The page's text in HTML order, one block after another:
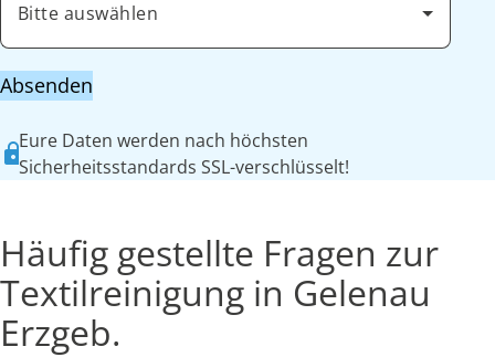
Bitte auswählen
Absenden
Eure Daten werden nach höchsten
Sicherheitsstandards SSL-verschlüsselt!
Häufig gestellte Fragen zur
Textilreinigung in Gelenau
Erzgeb.